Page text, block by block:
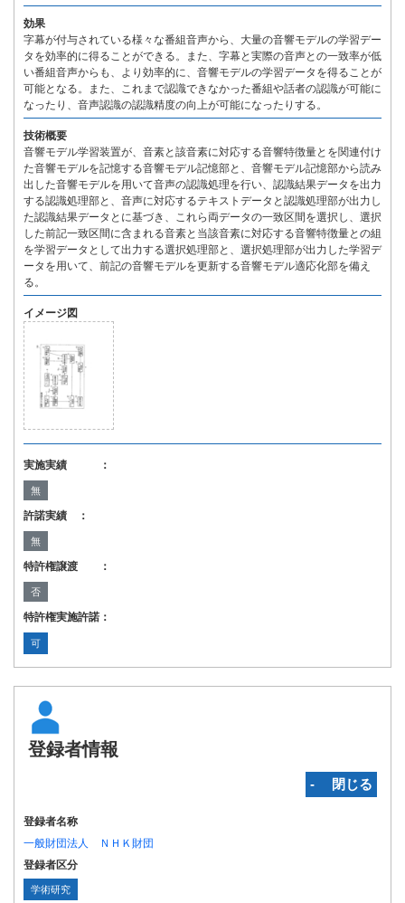
効果
字幕が付与されている様々な番組音声から、大量の音響モデルの学習デー
タを効率的に得ることができる。また、字幕と実際の音声との一致率が低
い番組音声からも、より効率的に、音響モデルの学習データを得ることが
可能となる。また、これまで認識できなかった番組や話者の認識が可能に
なったり、音声認識の認識精度の向上が可能になったりする。
技術概要
音響モデル学習装置が、音素と該音素に対応する音響特徴量とを関連付け
た音響モデルを記憶する音響モデル記憶部と、音響モデル記憶部から読み
出した音響モデルを用いて音声の認識処理を行い、認識結果データを出力
する認識処理部と、音声に対応するテキストデータと認識処理部が出力し
た認識結果データとに基づき、これら両データの一致区間を選択し、選択
した前記一致区間に含まれる音素と当該音素に対応する音響特徴量との組
を学習データとして出力する選択処理部と、選択処理部が出力した学習デ
ータを用いて、前記の音響モデルを更新する音響モデル適応化部を備え
る。
イメージ図
実施実績 ：
無
許諾実績 ：
無
特許権譲渡 ：
否
特許権実施許諾：
可
登録者情報
‐ 閉じる
登録者名称
一般財団法人 ＮＨＫ財団
登録者区分
学術研究